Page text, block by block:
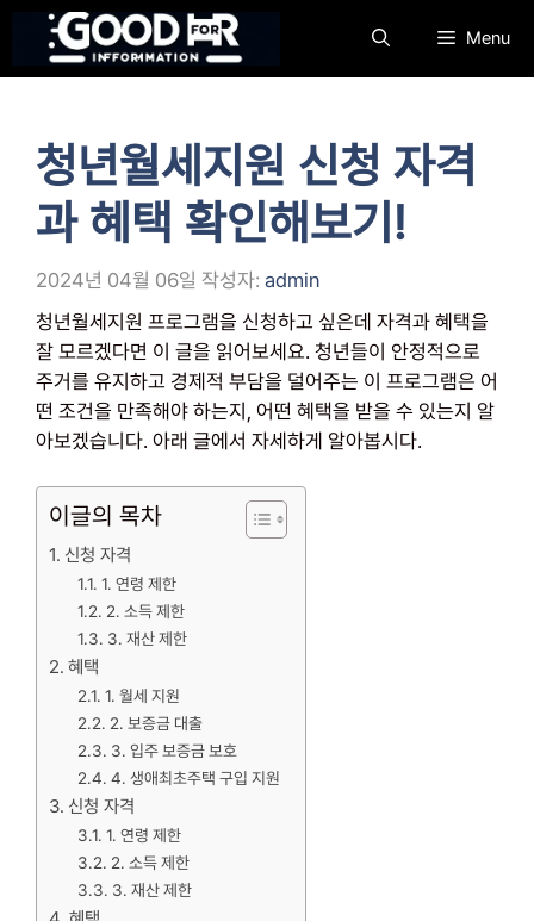
츠
Menu
청년월세지원 신청 자격
과 혜택 확인해보기!
2024년 04월 06일 작성자: admin
청년월세지원 프로그램을 신청하고 싶은데 자격과 혜택을
잘 모르겠다면 이 글을 읽어보세요. 청년들이 안정적으로
주거를 유지하고 경제적 부담을 덜어주는 이 프로그램은 어
떤 조건을 만족해야 하는지, 어떤 혜택을 받을 수 있는지 알
아보겠습니다. 아래 글에서 자세하게 알아봅시다.
이글의 목차
신청 자격
1. 연령 제한
2. 소득 제한
3. 재산 제한
혜택
1. 월세 지원
2. 보증금 대출
3. 입주 보증금 보호
4. 생애최초주택 구입 지원
신청 자격
1. 연령 제한
2. 소득 제한
3. 재산 제한